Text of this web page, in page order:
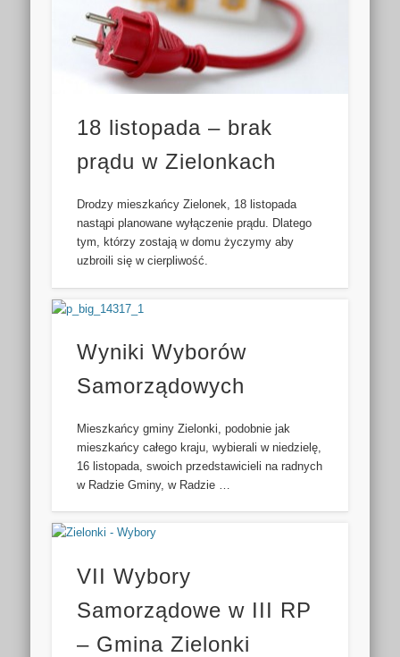
18 listopada – brak
prądu w Zielonkach
Drodzy mieszkańcy Zielonek, 18 listopada
nastąpi planowane wyłączenie prądu. Dlatego
tym, którzy zostają w domu życzymy aby
uzbroili się w cierpliwość.
Wyniki Wyborów
Samorządowych
Mieszkańcy gminy Zielonki, podobnie jak
mieszkańcy całego kraju, wybierali w niedzielę,
16 listopada, swoich przedstawicieli na radnych
w Radzie Gminy, w Radzie …
VII Wybory
Samorządowe w III RP
– Gmina Zielonki